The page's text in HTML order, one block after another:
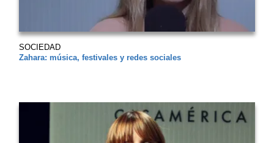
SOCIEDAD
Zahara: música, festivales y redes sociales